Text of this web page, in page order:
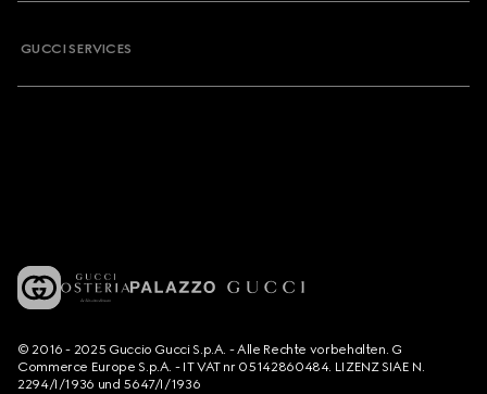
GUCCI SERVICES
© 2016 - 2025 Guccio Gucci S.p.A. - Alle Rechte vorbehalten. G
Commerce Europe S.p.A. - IT VAT nr 05142860484. LIZENZ SIAE N.
2294/I/1936 und 5647/I/1936